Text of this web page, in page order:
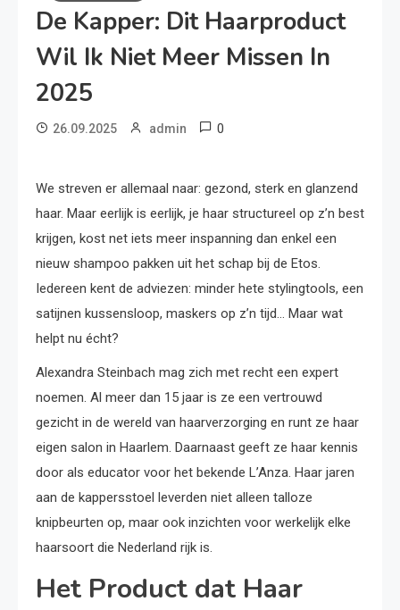
De Kapper: Dit Haarproduct
Wil Ik Niet Meer Missen In
2025
26.09.2025 admin 0
We streven er allemaal naar: gezond, sterk en glanzend
haar. Maar eerlijk is eerlijk, je haar structureel op z’n best
krijgen, kost net iets meer inspanning dan enkel een
nieuw shampoo pakken uit het schap bij de Etos.
Iedereen kent de adviezen: minder hete stylingtools, een
satijnen kussensloop, maskers op z’n tijd… Maar wat
helpt nu écht?
Alexandra Steinbach mag zich met recht een expert
noemen. Al meer dan 15 jaar is ze een vertrouwd
gezicht in de wereld van haarverzorging en runt ze haar
eigen salon in Haarlem. Daarnaast geeft ze haar kennis
door als educator voor het bekende L’Anza. Haar jaren
aan de kappersstoel leverden niet alleen talloze
knipbeurten op, maar ook inzichten voor werkelijk elke
haarsoort die Nederland rijk is.
Het Product dat Haar